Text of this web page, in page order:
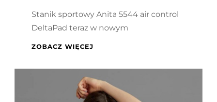
Stanik sportowy Anita 5544 air control
DeltaPad teraz w nowym
ZOBACZ WIĘCEJ
AIR
CONTROL